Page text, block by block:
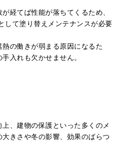
経てば性能が落ちてくるため、
して塗り替えメンテナンスが必要
の働きが弱まる原因になるた
入れも欠かせません。
、建物の保護といった多くのメ
きさや冬の影響、効果のばらつ